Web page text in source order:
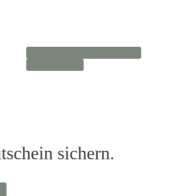
sichern.